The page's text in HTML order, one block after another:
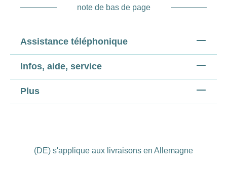
note de bas de page
Assistance téléphonique
Infos, aide, service
Plus
(DE) s'applique aux livraisons en Allemagne